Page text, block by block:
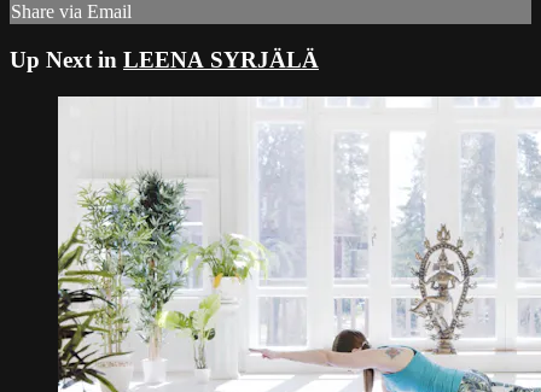
Share via Email
Up Next in LEENA SYRJÄLÄ